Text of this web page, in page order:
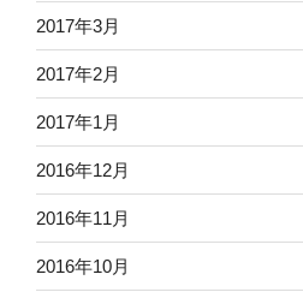
2017年3月
2017年2月
2017年1月
2016年12月
2016年11月
2016年10月